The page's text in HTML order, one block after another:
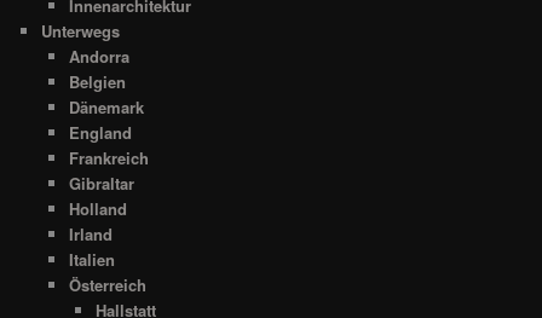
Innenarchitektur
Unterwegs
Andorra
Belgien
Dänemark
England
Frankreich
Gibraltar
Holland
Irland
Italien
Österreich
Hallstatt